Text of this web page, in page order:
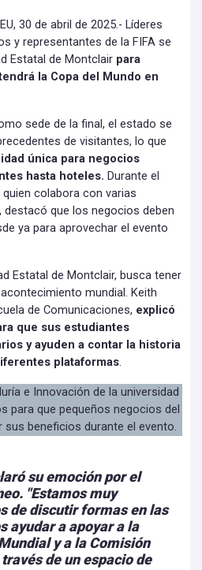
30 de abril de 2025.- Líderes
y representantes de la FIFA se
Estatal de Montclair para
la Copa del Mundo en
sede de la final, el estado se
de visitantes, lo que
única para negocios
hasta hoteles. Durante el
colabora con varias
que los negocios deben
ya para aprovechar el evento
Estatal de Montclair, busca tener
mundial. Keith
de Comunicaciones, explicó
que sus estudiantes
y ayuden a contar la historia
plataformas.
e Innovación de la universidad
para que pequeños negocios del
beneficios durante el evento.
su emoción por el
"Estamos muy
de discutir formas en las
ayudar a apoyar a la
y a la Comisión
de un espacio de